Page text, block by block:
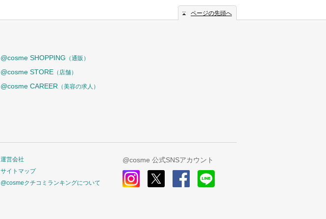
ページの先頭へ
@cosme SHOPPING （通販）
@cosme STORE （店舗）
@cosme CAREER （美容の求人）
運営会社
サイトマップ
@cosmeクチコミランキングについて
@cosme 公式SNSアカウント